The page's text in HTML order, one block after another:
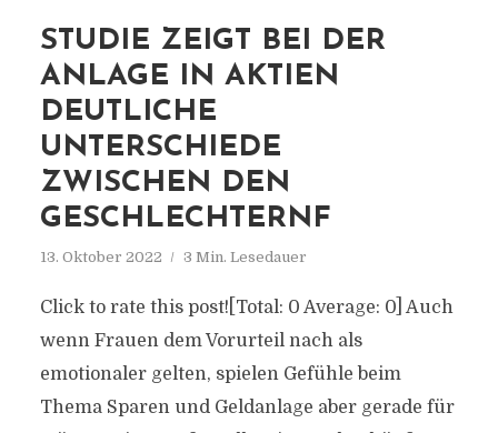
STUDIE ZEIGT BEI DER
ANLAGE IN AKTIEN
DEUTLICHE
UNTERSCHIEDE
ZWISCHEN DEN
GESCHLECHTERNF
13. Oktober 2022 3 Min. Lesedauer
Click to rate this post![Total: 0 Average: 0] Auch
wenn Frauen dem Vorurteil nach als
emotionaler gelten, spielen Gefühle beim
Thema Sparen und Geldanlage aber gerade für